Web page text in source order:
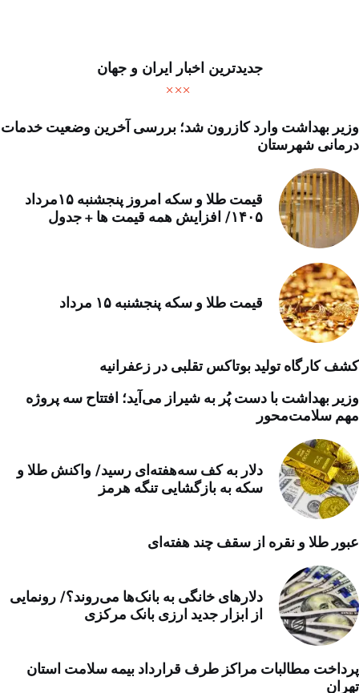
جدیدترین اخبار ایران و جهان
وزیر بهداشت وارد کازرون شد؛ بررسی آخرین وضعیت خدمات
درمانی شهرستان
قیمت طلا و سکه امروز پنجشنبه ۱۵مرداد
۱۴۰۵/ افزایش همه قیمت ها + جدول
قیمت طلا و سکه پنجشنبه ۱۵ مرداد
کشف کارگاه تولید بوتاکس تقلبی در زعفرانیه
وزیر بهداشت با دست پُر به شیراز می‌آید؛ افتتاح سه پروژه
مهم سلامت‌محور
دلار به کف سه‌هفته‌ای رسید/ واکنش طلا و
سکه به بازگشایی تنگه هرمز
عبور طلا و نقره از سقف چند هفته‌ای
دلارهای خانگی به بانک‌ها می‌روند؟/ رونمایی
از ابزار جدید ارزی بانک مرکزی
پرداخت مطالبات مراکز طرف قرارداد بیمه سلامت استان
تهران